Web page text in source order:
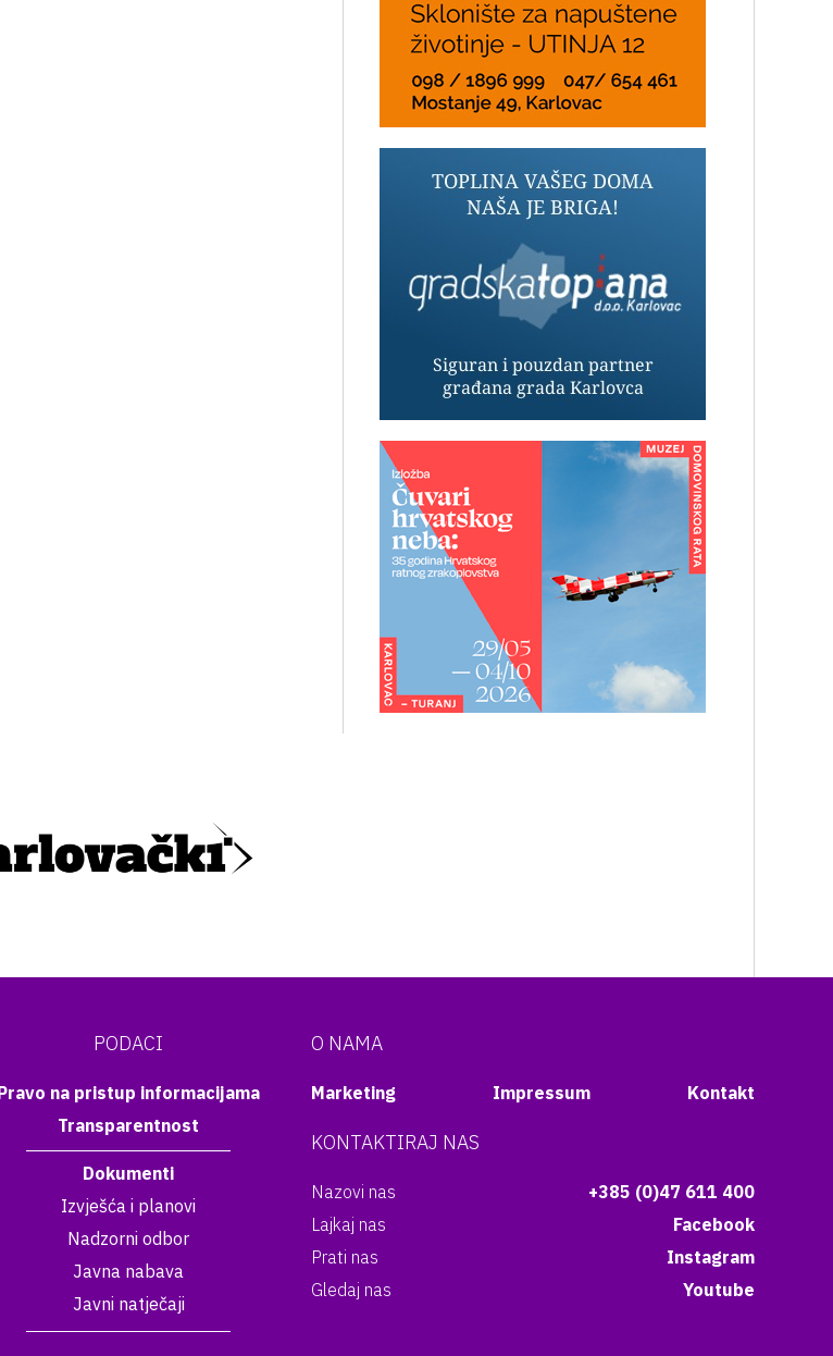
PODACI
na pristup informacijama
Transparentnost
Dokumenti
Izvješća i planovi
Nadzorni odbor
Javna nabava
Javni natječaji
O NAMA
Marketing Impressum Kontakt
KONTAKTIRAJ NAS
Nazovi nas
+385 (0)47 611 400
Lajkaj nas
Facebook
Prati nas
Instagram
Gledaj nas
Youtube